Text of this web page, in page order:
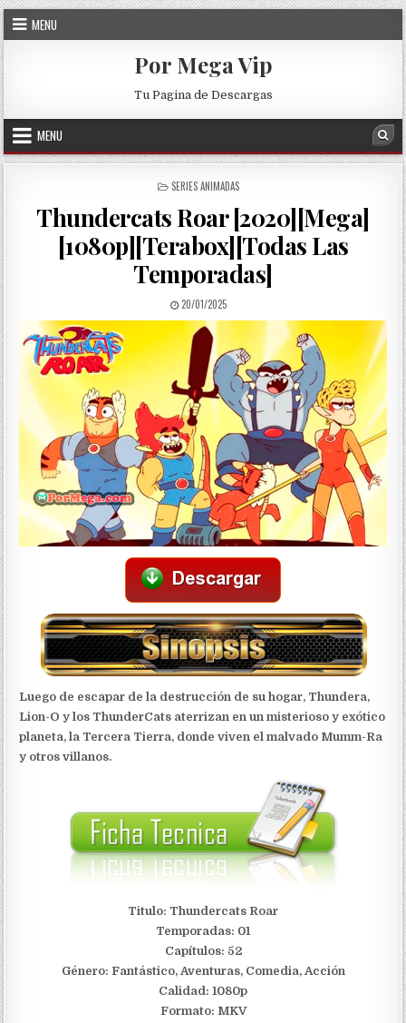
Skip to content
MENU
Por Mega Vip
Tu Pagina de Descargas
MENU
POSTED IN
SERIES ANIMADAS
Thundercats Roar [2020][Mega]
[1080p][Terabox][Todas Las
Temporadas]
PUBLISHED DATE:
20/01/2025
Luego de escapar de la destrucción de su hogar, Thundera,
Lion-O y los ThunderCats aterrizan en un misterioso y exótico
planeta, la Tercera Tierra, donde viven el malvado Mumm-Ra
y otros villanos.
Titulo: Thundercats Roar
Temporadas: 01
Capítulos: 52
Género: Fantástico, Aventuras, Comedia, Acción
Calidad: 1080p
Formato: MKV